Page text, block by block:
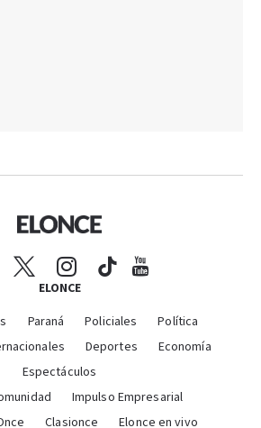
ELONCE
Paraná Policiales
Política
Deportes
Economía
Espectáculos
Impulso Empresarial
Clasionce Elonce en vivo